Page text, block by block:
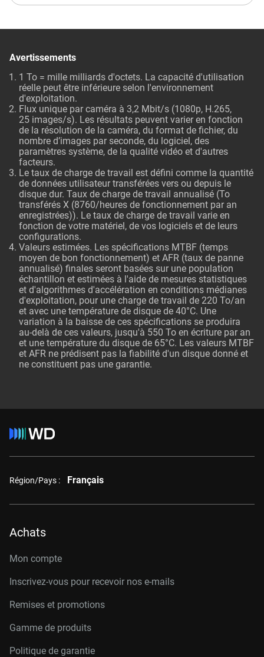
Avertissements
1 To = mille milliards d'octets. La capacité d'utilisation
réelle peut être inférieure selon l'environnement
d'exploitation.
Flux unique par caméra à 3,2 Mbit/s (1080p, H.265,
25 images/s). Les résultats peuvent varier en fonction
de la résolution de la caméra, du format de fichier, du
nombre d’images par seconde, du logiciel, des
paramètres système, de la qualité vidéo et d'autres
facteurs.
Le taux de charge de travail est défini comme la quantité
de données utilisateur transférées vers ou depuis le
disque dur. Taux de charge de travail annualisé (To
transférés X (8760/heures de fonctionnement par an
enregistrées)). Le taux de charge de travail varie en
fonction de votre matériel, de vos logiciels et de leurs
configurations.
Valeurs estimées. Les spécifications MTBF (temps
moyen de bon fonctionnement) et AFR (taux de panne
annualisé) finales seront basées sur une population
échantillon et estimées à l'aide de mesures statistiques
et d'algorithmes d'accélération en conditions médianes
d'exploitation, pour une charge de travail de 220 To/an
et avec une température de disque de 40°C. Une
variation à la baisse de ces spécifications se produira
au-delà de ces valeurs, jusqu'à 550 To en écriture par an
et une température du disque de 65°C. Les valeurs MTBF
et AFR ne prédisent pas la fiabilité d'un disque donné et
ne constituent pas une garantie.
Région/Pays : Français
Achats
Mon compte
Inscrivez-vous pour recevoir nos e-mails
Remises et promotions
Gamme de produits
Politique de garantie